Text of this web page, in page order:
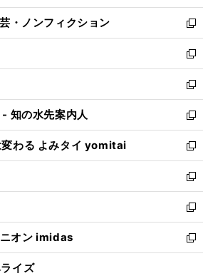
開
く
ウ
で
開
く
ン
ド
ウ
で
開
く
ウ
ィ
ン
ド
ウ
で
開
く
・ノンフィクション
新
し
い
ウ
ィ
ン
ド
ウ
で
開
く
新
し
い
ウ
ィ
ン
ド
ウ
で
開
く
新
し
い
ウ
ィ
ン
ド
ウ
で
開
く
知の水先案内人
新
し
い
ウ
ィ
ン
ド
ウ
で
開
わる よみタイ yomitai
新
し
い
ウ
ィ
ン
ド
ウ
新
し
い
ウ
ィ
ン
新
し
い
ウ
オン imidas
新
し
イズ